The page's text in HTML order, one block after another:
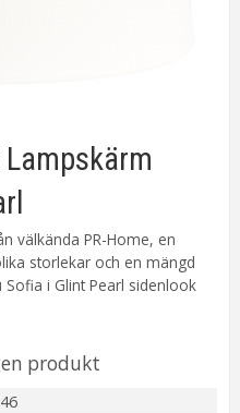
Lampskärm
välkända PR-Home, en
storlekar och en mängd
i Glint Pearl sidenlook
produkt